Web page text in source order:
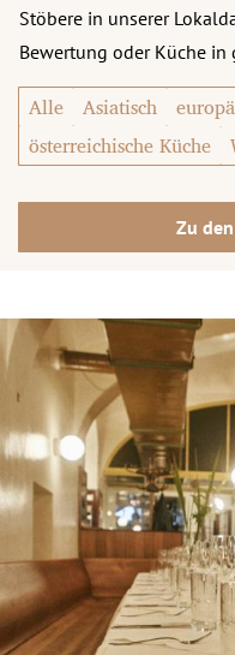
Stöbere in unserer
Bewertung oder Küche in
Alle Asiatisch
österreichische Küche
Zu